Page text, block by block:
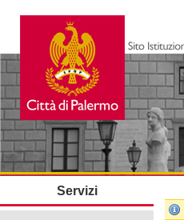
Servizi